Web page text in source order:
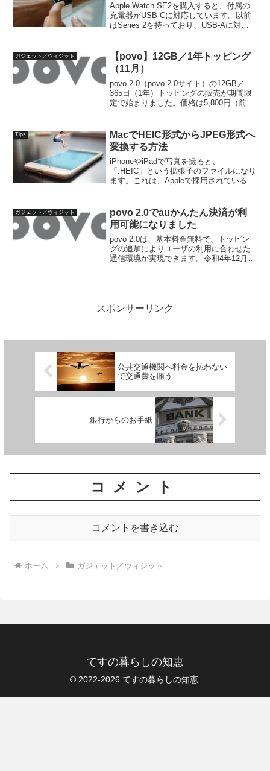
Apple Watch SE2を購入すると、付属の
充電器がUSB-Cに対応しています。以前
はSeries 2を持っており、USB-Aに対応
のまま利用できず、USB...
ガジェット／ウィジット
【povo】12GB／1年トッピング
（11月）
povo 2.0（povo 2.0サイト）の12GB／
365日（1年）トッピングの販売が期間限
定で始まりました。価格は5,800円（前回
されていますね。以下は...
Tips
MacでHEIC形式からJPEG形式へ
変換する方法
iPhoneやiPadで写真を撮ると、
「.HEIC」という拡張子のファイルになり
ます。これは、Appleで採用されている、
さくできる...
ガジェット／ウィジット
povo 2.0でauかんたん決済が利
用可能になりました
povo 2.0は、基本料金無料で、トッピン
グの追加によりユーザの利用に合わせた
通信環境が実現できます。令和4年12月20
スポンサーリンク
公共交通機関へ料金を払わない
で交通費を賄う
銀行からのお手紙
コメント
コメントを書き込む
ホーム ガジェット／ウィジット
てすの暮らしの知恵
© 2022-2026 てすの暮らしの知恵.